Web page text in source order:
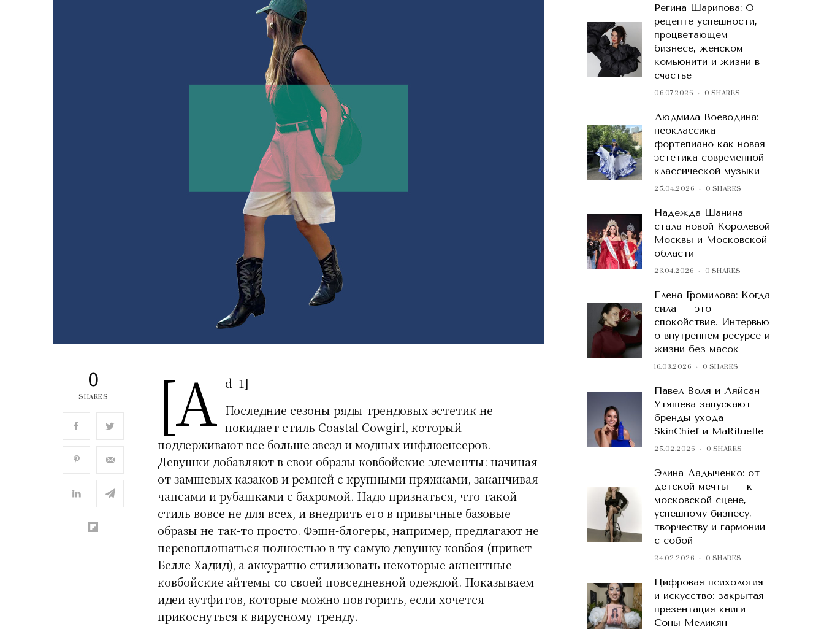
0
SHARES [a d_1]
Последние сезоны ряды трендовых эстетик не
покидает стиль Coastal Cowgirl, который
поддерживают все больше звезд и модных инфлюенсеров.
Девушки добавляют в свои образы ковбойские элементы: начиная
от замшевых казаков и ремней с крупными пряжками, заканчивая
чапсами и рубашками с бахромой. Надо признаться, что такой
стиль вовсе не для всех, и внедрить его в привычные базовые
образы не так-то просто. Фэшн-блогеры, например, предлагают не
перевоплощаться полностью в ту самую девушку ковбоя (привет
Белле Хадид), а аккуратно стилизовать некоторые акцентные
ковбойские айтемы со своей повседневной одеждой. Показываем
идеи аутфитов, которые можно повторить, если хочется
прикоснуться к вирусному тренду.
Регина Шарипова: О
рецепте успешности,
процветающем
бизнесе, женском
комьюнити и жизни в
счастье
06.07.2026 0 SHARES
Людмила Воеводина:
неоклассика
фортепиано как новая
эстетика современной
классической музыки
25.04.2026 0 SHARES
Надежда Шанина
стала новой Королевой
Москвы и Московской
области
23.04.2026 0 SHARES
Елена Громилова: Когда
сила — это
спокойствие. Интервью
о внутреннем ресурсе и
жизни без масок
16.03.2026 0 SHARES
Павел Воля и Ляйсан
Утяшева запускают
бренды ухода
SkinChief и MaRituelle
25.02.2026 0 SHARES
Элина Ладыченко: от
детской мечты — к
московской сцене,
успешному бизнесу,
творчеству и гармонии
с собой
24.02.2026 0 SHARES
Цифровая психология
и искусство: закрытая
презентация книги
Соны Меликян